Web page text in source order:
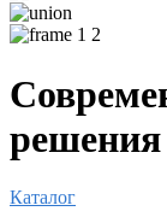
Каталог